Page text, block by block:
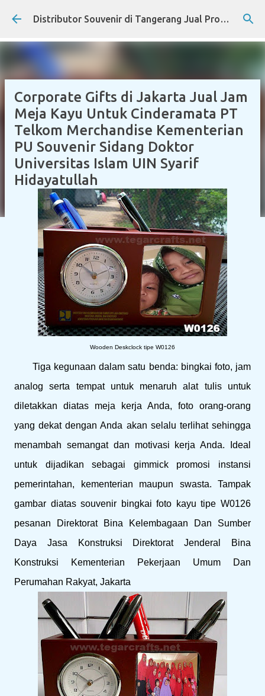
Skip to main content Distributor Souvenir di Tangerang Jual Produk Promosi Eksklusif Corporate dan Instansi Pemerintah
Corporate Gifts di Jakarta Jual Jam
Meja Kayu Untuk Cinderamata PT
Telkom Merchandise Kementerian
PU Souvenir Sidang Doktor
Universitas Islam UIN Syarif
Hidayatullah
Wooden Deskclock tipe W0126
Tiga kegunaan dalam satu benda: bingkai foto, jam
analog serta tempat untuk menaruh alat tulis untuk
diletakkan diatas meja kerja Anda, foto orang-orang
yang dekat dengan Anda akan selalu terlihat sehingga
menambah semangat dan motivasi kerja Anda. Ideal
untuk dijadikan sebagai gimmick promosi instansi
pemerintahan, kementerian maupun swasta. Tampak
gambar diatas souvenir bingkai foto kayu tipe W0126
pesanan Direktorat Bina Kelembagaan Dan Sumber
Daya Jasa Konstruksi Direktorat Jenderal Bina
Konstruksi Kementerian Pekerjaan Umum Dan
Perumahan Rakyat, Jakarta